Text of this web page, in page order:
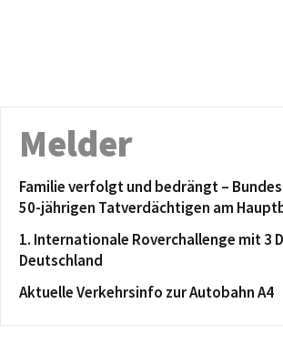
Melder
Familie verfolgt und bedrängt –
50-jährigen Tatverdächtigen am
1. Internationale Roverchallenge mit 3
Deutschland
Aktuelle Verkehrsinfo zur Autobahn A4